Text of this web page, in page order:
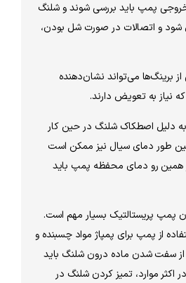
پمپ باید بررسی شوند و شلنگ
اتصالات در صورت شل بودن،
می‌‏تواند نشان‌دهنده
به تعویض دارند.
اصطکاک شلنگ در حین کار
دمای سیال نیز ممکن است
رو دمای محفظه پمپ باید
پریستالتیک بسیار مهم است.
از پمپ برای پمپاژ مواد چسبنده و
سفت شدن ماده درون شلنگ باید
موارد، تمیز کردن شلنگ در